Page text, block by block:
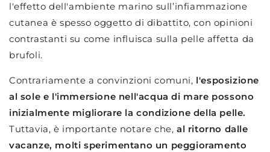
l'effetto dell'ambiente marino sull’infiammazione
cutanea è spesso oggetto di dibattito, con opinioni
contrastanti su come influisca sulla pelle affetta da
brufoli.
Contrariamente a convinzioni comuni, l'esposizione
al sole e l'immersione nell'acqua di mare possono
inizialmente migliorare la condizione della pelle.
Tuttavia, è importante notare che,al ritorno dalle
vacanze, molti sperimentano un peggioramento